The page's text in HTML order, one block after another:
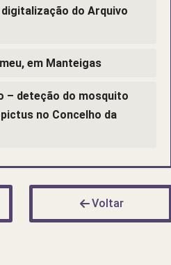
do Arquivo
em Manteigas
– deteção do mosquito
no Concelho da
Voltar